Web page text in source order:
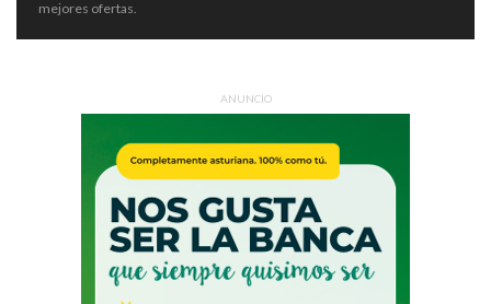
mejores ofertas.
ANUNCIO